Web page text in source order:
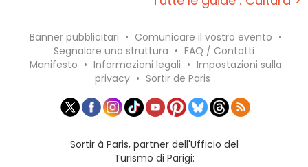
Banner pubblicitari • Comunicare il vostro evento •
Segnalare una struttura • FAQ / Contatti
Manifesto • Informazioni legali • Impostazioni sulla
privacy • Sortir de Paris
Sortir à Paris, partner dell'Ufficio del
Turismo di Parigi: